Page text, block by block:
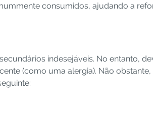
consumidos, ajudando a
indesejáveis. No entanto,
(como uma alergia). Não